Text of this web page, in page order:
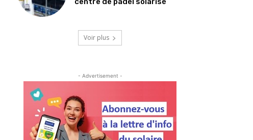
Voir plus
- Advertisement -